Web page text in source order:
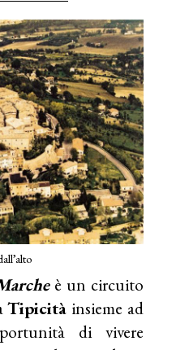
è un circuito
Tipicità insieme ad
di vivere